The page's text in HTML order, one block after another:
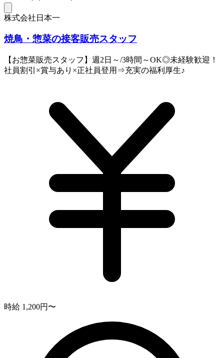
株式会社日本一
焼鳥・惣菜の接客販売スタッフ
【お惣菜販売スタッフ】週2日～/3時間～OK◎未経験歓迎！
社員割引×賞与あり×正社員登用⇒充実の福利厚生♪
時給 1,200円〜